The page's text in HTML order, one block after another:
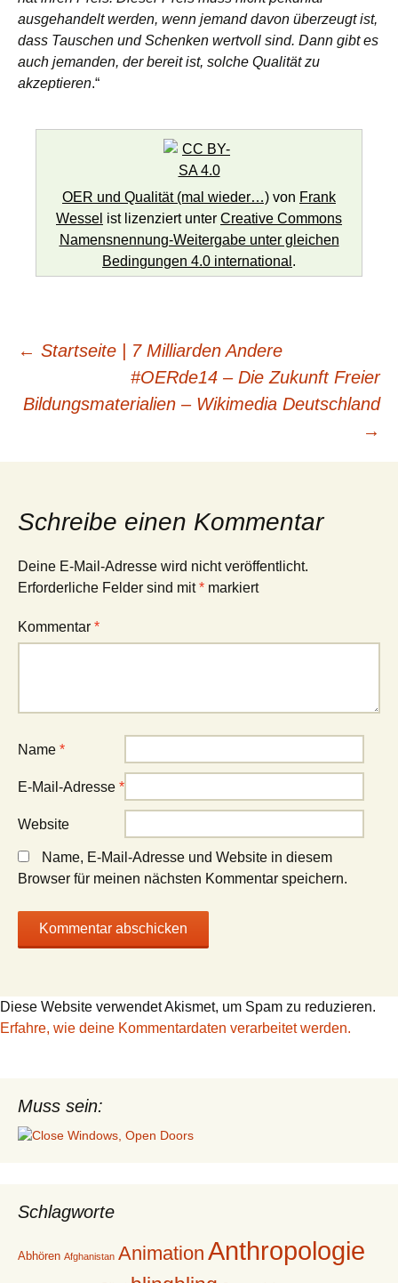
ausgehandelt werden, wenn jemand davon überzeugt ist,
dass Tauschen und Schenken wertvoll sind. Dann gibt es
auch jemanden, der bereit ist, solche Qualität zu
akzeptieren.“
OER und Qualität (mal wieder…) von Frank
Wessel ist lizenziert unter Creative Commons
Namensnennung-Weitergabe unter gleichen
Bedingungen 4.0 international .
Beitragsnavigation
← Startseite | 7 Milliarden Andere
#OERde14 – Die Zukunft Freier
Bildungsmaterialien – Wikimedia Deutschland
→
Schreibe einen Kommentar
Deine E-Mail-Adresse wird nicht veröffentlicht.
Erforderliche Felder sind mit* markiert
Kommentar *
Name *
E-Mail-Adresse *
Website
Name, E-Mail-Adresse und Website in diesem
Browser für meinen nächsten Kommentar speichern.
Diese Website verwendet Akismet, um Spam zu reduzieren.
Erfahre, wie deine Kommentardaten verarbeitet werden.
Muss sein:
Schlagworte
Abhören Afghanistan Animation Anthropologie